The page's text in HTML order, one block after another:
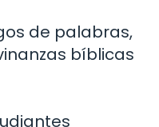
de palabras,
bíblicas